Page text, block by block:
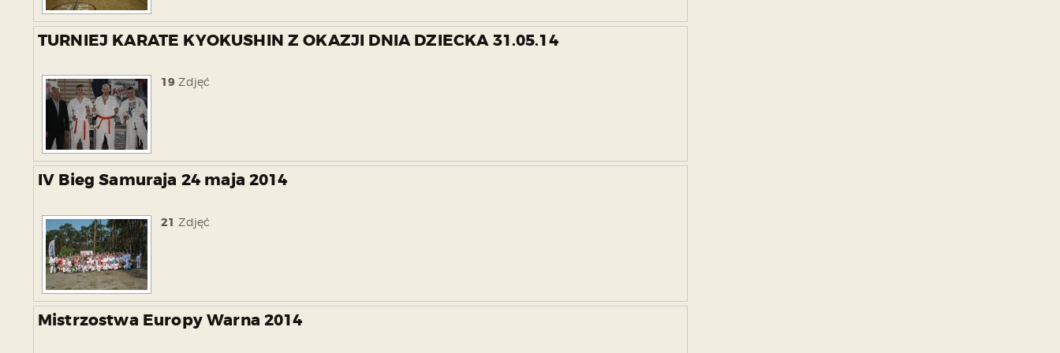
TURNIEJ KARATE KYOKUSHIN Z OKAZJI DNIA DZIECKA 31.05.14
19 Zdjęć
IV Bieg Samuraja 24 maja 2014
21 Zdjęć
Mistrzostwa Europy Warna 2014